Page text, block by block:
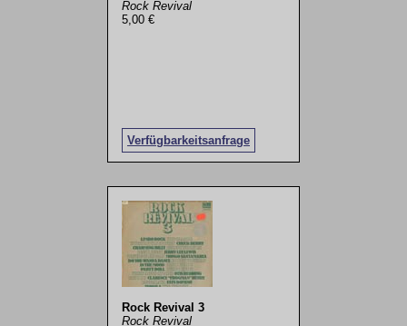
Rock Revival
5,00 €
Verfügbarkeitsanfrage
Rock Revival 3
Rock Revival